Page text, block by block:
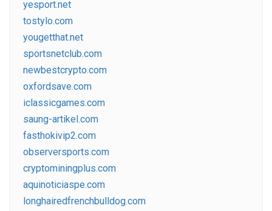
yesport.net
tostylo.com
yougetthat.net
sportsnetclub.com
newbestcrypto.com
oxfordsave.com
iclassicgames.com
saung-artikel.com
fasthokivip2.com
observersports.com
cryptominingplus.com
aquinoticiaspe.com
longhairedfrenchbulldog.com